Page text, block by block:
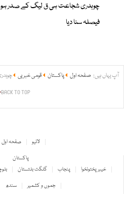
چوہدری شجاعت ہی ق لیگ کے صدر
فیصلہ سنا دیا
آپ یہاں ہیں: صفحہ اول پاکستان قومی خبریں
BACK TO TOP
صفحہ اول
لائیو
پاکستان
گلگت بلتستان پنجاب
خیبر پختونخوا
سندھ
جموں و کشمیر